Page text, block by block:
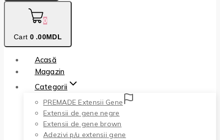
0
Cart 0 .00MDL
Acasă
Magazin
Categorii
PREMADE Extensii Gene
Extensii de gene negre
Extensii de gene brown
Adezivi p/u extensii gene